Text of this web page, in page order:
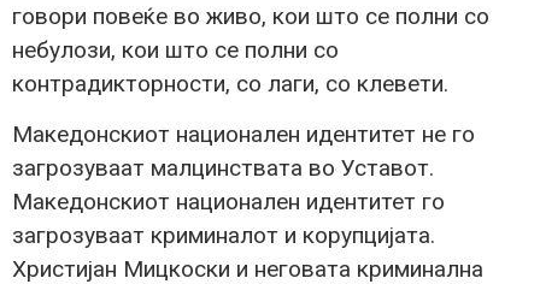
говори повеќе во живо, кои што се полни со
небулози, кои што се полни со
контрадикторности, со лаги, со клевети.
Македонскиот национален идентитет не го
загрозуваат малцинствата во Уставот.
Македонскиот национален идентитет го
загрозуваат криминалот и корупцијата.
Христијан Мицкоски и неговата криминална